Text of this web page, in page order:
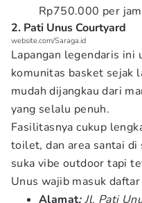
Rp750.000 per jam
2. Pati Unus Courtyard
website.com/Saraga.id
Lapangan legendaris ini
komunitas basket sejak
mudah dijangkau dari
yang selalu penuh.
Fasilitasnya cukup
toilet, dan area santai di
suka vibe outdoor tapi
Unus wajib masuk
Alamat:Jl. Pati